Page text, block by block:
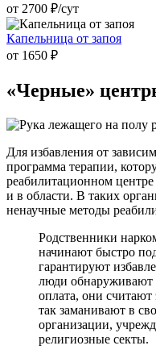
от 2700 ₽/cут
Капельница от запоя
от 1650 ₽
«Черные»
Для избавления от
программа терапии,
реабилитационном
и в области. В таких
ненаучные методы
Родственники
начинают быстро
гарантируют
люди обнаруживают
оплата, они
так заманивают в
организации,
религиозные секты.